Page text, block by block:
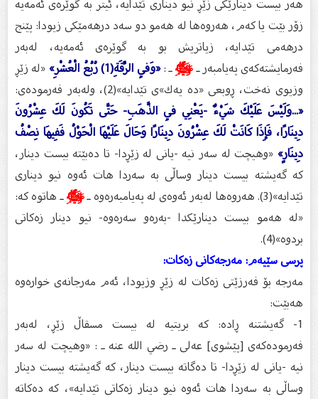
زۆر بێت یا كه‌م، هه‌روه‌ها له‌ هه‌مو دو سه‌د درهه‌مێكی زیودا: پێنج
درهه‌می تێدایه‌، زیاتریش بو به‌ گوێره‌ى ئه‌مه‌یه‌، له‌به‌ر
فه‌رمایشته‌كه‌ى په‌یامبه‌ر ـﷺـ :«وَفِي الرِّقَةِ(1) رُبُعُ الْعُشْرِ»
«له‌ زێڕ
وزیوی نه‌خت، ڕوبعی «ده‌ یه‌ك»ی تێدایه‌»(2)، وله‌به‌ر فه‌رموده‌ی:
«...وَلَيْسَ عَلَيْكَ شَيْءٌ -يَعْنِي فِي الذَّهَبِ- حَتَّى تَكُونَ لَكَ عِشْرُونَ
دِينَارًا، فَإِذَا كَانَتْ لَكَ عِشْرُونَ دِينَارًا وَحَالَ عَلَيْهَا الْحَوْلُ فَفِيهَا نِصْفُ
دِينَارٍ»«وهیچت له‌ سه‌ر نیه‌ -یانی له‌ زێڕدا- تا ده‌بێته‌ بیست دینار،
كه‌ گه‌یشته‌ بیست دینار وساڵی به‌ سه‌ردا هات ئه‌وه‌ نیو دیناری
تێدایه‌»(3). هه‌روه‌ها له‌به‌ر ئه‌وه‌ى له‌ په‌یامبه‌ره‌وه‌ ـ
ﷺـ هاتوه‌ كه‌:
«له‌ هه‌مو بیست دینارێكدا -به‌ره‌و سه‌ره‌وه‌- نیو دینار زه‌كاتی
بردوه‌»(4).
پرسى سێیه‌م: مه‌رجه‌كانی زه‌كات:
مه‌رجه‌ بۆ فه‌رزێتی زه‌كات له‌ زێڕ وزیودا، ئه‌م مه‌رجانه‌ى خواره‌وه‌
هه‌بێت:
1- گه‌یشتنه‌ ڕاده‌: كه‌ بریتیه‌ له‌ بیست مسقاڵ زێڕ، له‌به‌ر
فه‌رموده‌كه‌ى [پێشوی] عه‌لی ـ رضي الله عنه ـ : «وهیچت له‌ سه‌ر
نیه‌ -یانی له‌ زێڕدا- تا ده‌گاته‌ بیست دینار، كه‌ گه‌یشته‌ بیست دینار
وساڵی به‌ سه‌ردا هات ئه‌وه‌ نیو دینار زه‌كاتی تێدایه‌»، كه‌ ده‌كاته‌